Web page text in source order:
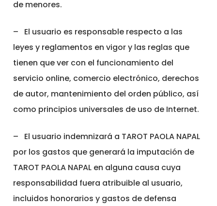
de menores.
–
El usuario es responsable respecto a las
leyes y reglamentos en vigor y las reglas que
tienen que ver con el funcionamiento del
servicio online, comercio electrónico, derechos
de autor, mantenimiento del orden público, así
como principios universales de uso de Internet.
–
El usuario indemnizará a TAROT PAOLA NAPAL
por los gastos que generará la imputación de
TAROT PAOLA NAPAL en alguna causa cuya
responsabilidad fuera atribuible al usuario,
incluidos honorarios y gastos de defensa